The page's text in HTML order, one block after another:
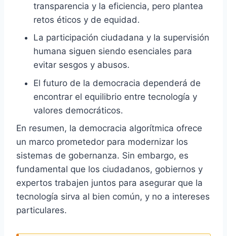
transparencia y la eficiencia, pero plantea
retos éticos y de equidad.
La participación ciudadana y la supervisión
humana siguen siendo esenciales para
evitar sesgos y abusos.
El futuro de la democracia dependerá de
encontrar el equilibrio entre tecnología y
valores democráticos.
En resumen, la democracia algorítmica ofrece
un marco prometedor para modernizar los
sistemas de gobernanza. Sin embargo, es
fundamental que los ciudadanos, gobiernos y
expertos trabajen juntos para asegurar que la
tecnología sirva al bien común, y no a intereses
particulares.